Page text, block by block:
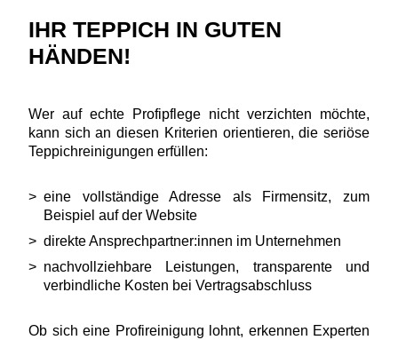
IHR TEPPICH IN GUTEN
HÄNDEN!
Wer auf echte Profipflege nicht verzichten möchte,
kann sich an diesen Kriterien orientieren, die seriöse
Teppichreinigungen erfüllen:
eine vollständige Adresse als Firmensitz, zum
Beispiel auf der Website
direkte Ansprechpartner:innen im Unternehmen
nachvollziehbare Leistungen, transparente und
verbindliche Kosten bei Vertragsabschluss
Ob sich eine Profireinigung lohnt, erkennen Experten